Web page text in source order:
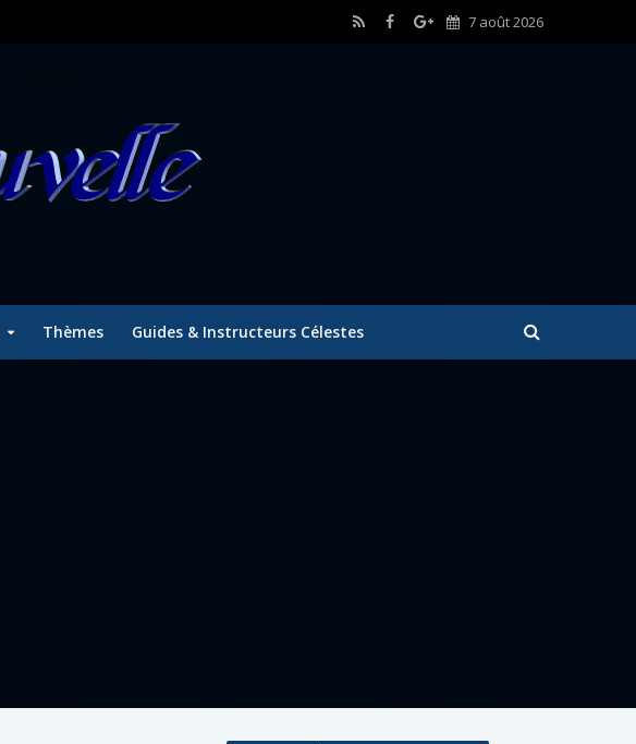
7 août 2026
Thèmes Guides & Instructeurs Célestes